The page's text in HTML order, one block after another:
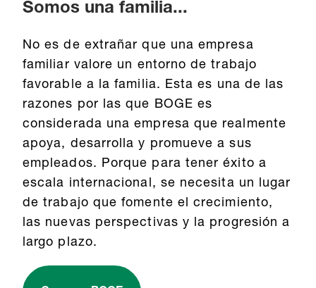
Somos una familia...
No es de extrañar que una empresa
familiar valore un entorno de trabajo
favorable a la familia. Esta es una de las
razones por las que BOGE es
considerada una empresa que realmente
apoya, desarrolla y promueve a sus
empleados. Porque para tener éxito a
escala internacional, se necesita un lugar
de trabajo que fomente el crecimiento,
las nuevas perspectivas y la progresión a
largo plazo.